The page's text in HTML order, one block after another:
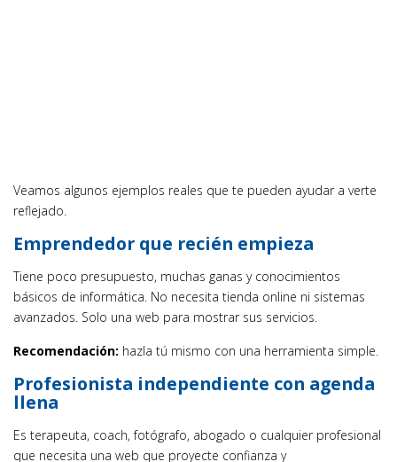
Veamos algunos ejemplos reales que te pueden ayudar a verte
reflejado.
Emprendedor que recién empieza
Tiene poco presupuesto, muchas ganas y conocimientos
básicos de informática. No necesita tienda online ni sistemas
avanzados. Solo una web para mostrar sus servicios.
Recomendación: hazla tú mismo con una herramienta simple.
Profesionista independiente con agenda
llena
Es terapeuta, coach, fotógrafo, abogado o cualquier profesional
que necesita una web que proyecte confianza y